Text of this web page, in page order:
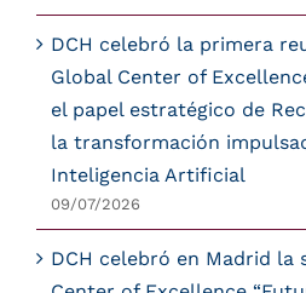
DCH celebró la primera
Global Center of
el papel estratégico de
la transformación
Inteligencia Artificial
09/07/2026
DCH celebró en Madrid la